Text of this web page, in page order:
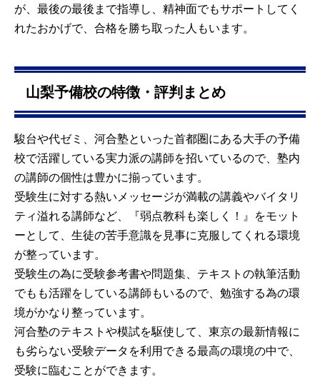
が、最後の最後まで指導し、精神面でもサポートしてく
れたおかげで、合格を勝ち取った人もいます。
山梨予備校の特徴・評判まとめ
駿台や代ゼミ、河合塾といった首都圏にある大手の予備
校で活躍している実力派の講師を招いているので、塾内
の講師の個性は豊かに揃っています。
受験生に対する熱いメッセージが満載の講義やバイタリ
ティ溢れる講師など、『弱点教科も楽しく！』をモット
ーとして、生徒の苦手意識を見事に克服してくれる環境
が整っています。
受験生の為に受験参考書や問題集、テキストの執筆活動
でもも活躍をしている講師もいるので、勉強する為の環
境がかなり整っています。
河合塾のテキストや模試を駆使して、東京の最新情報に
も劣らない受験データを利用できる最高の環境の中で、
受験に臨むことができます。